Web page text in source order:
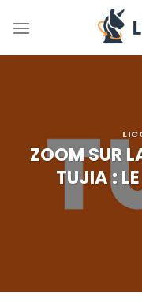
ZOOM SUR
TUJIA :